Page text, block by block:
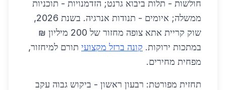
חולשות - תלות ביבוא גרנט; הזדמנויות - תוכניות
ממשלה; איומים - תנודות אנרגיה. בשנת 2026,
שוק קריית אתא צופה מחזור של 200 מיליון ₪
במתכות ירוקות. קונה ברזל מקצועי תורם למיחזור,
מפחית מחירים.
תחזית מפורטת: רבעון ראשון - ביקוש גבוה עקב